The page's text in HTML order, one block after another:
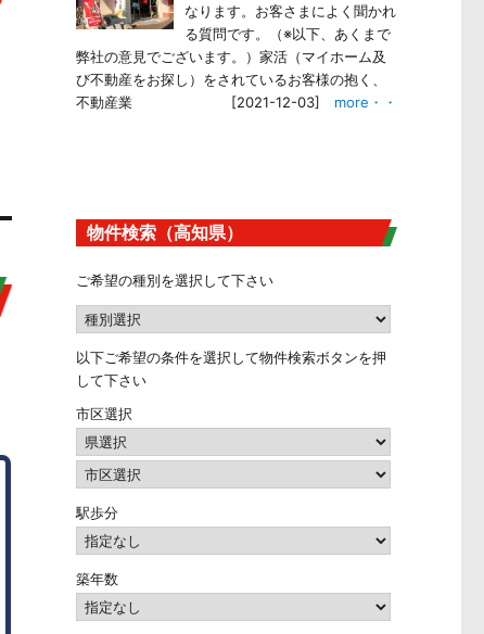
なります。お客さまによく聞かれ
る質問です。（※以下、あくまで
弊社の意見でございます。）家活（マイホーム及
び不動産をお探し）をされているお客様の抱く、
不動産業
[2021-12-03] more・・
物件検索（高知県）
ご希望の種別を選択して下さい
以下ご希望の条件を選択して物件検索ボタンを押
して下さい
市区選択
駅歩分
築年数